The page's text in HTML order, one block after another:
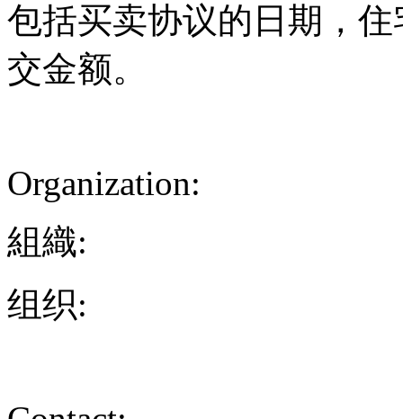
包括买卖协议的日期，
交金额。
Organization:
組織:
组织: